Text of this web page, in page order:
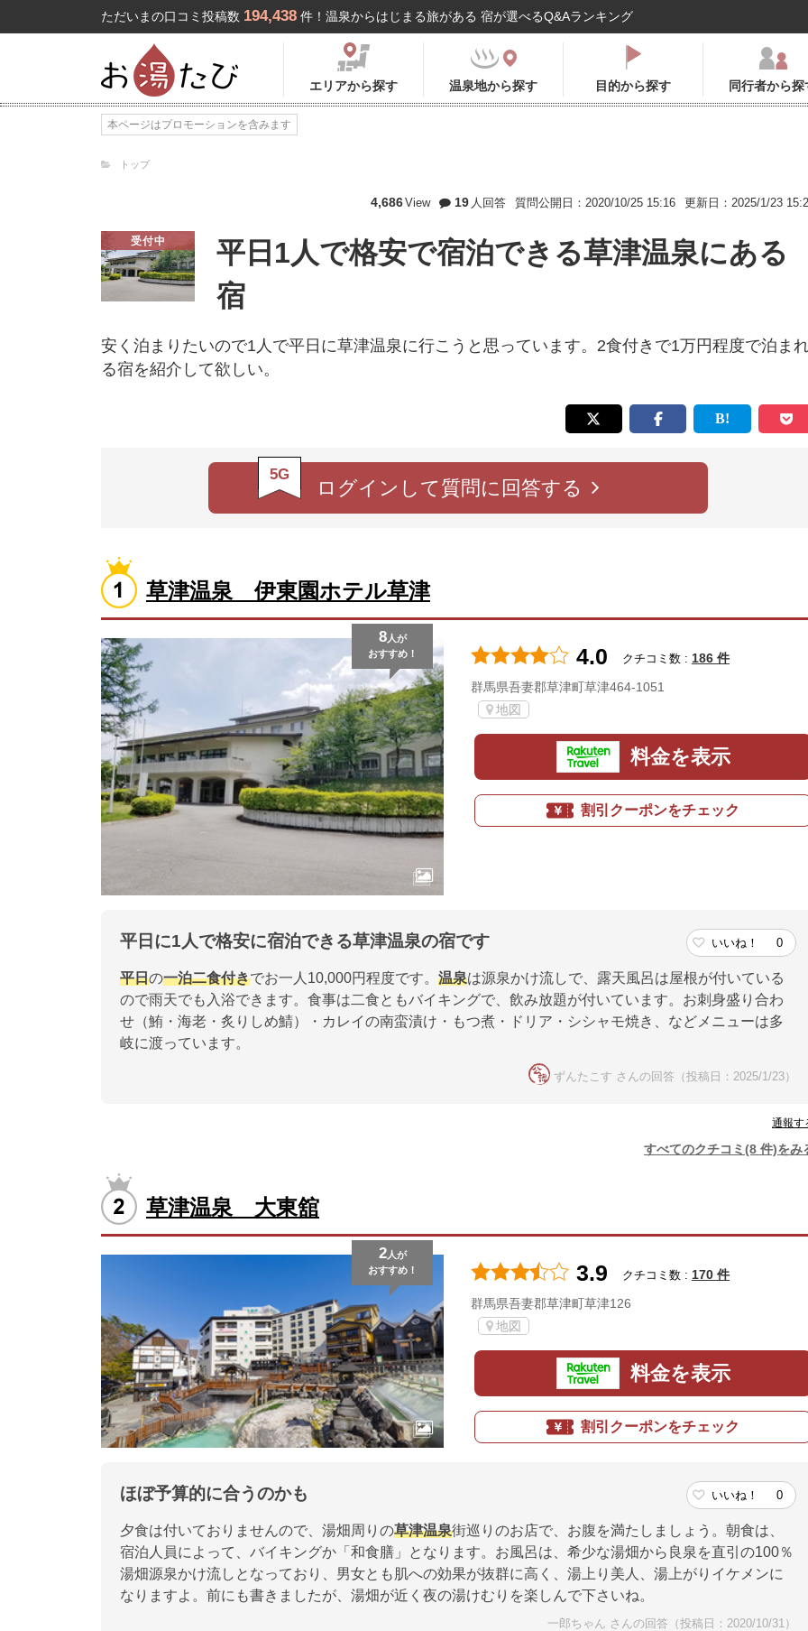
ただいまの口コミ投稿数 194,438 件！温泉からはじまる旅がある 宿が選べるQ&Aランキング
エリアから探す 温泉地から探す 目的から探す 同行者から探
本ページはプロモーションを含みます
トップ
4,686View 19 人回答 質問公開日：2020/10/25 15:16 更新日：2025/1/23
受付中
平日1人で格安で宿泊できる草津温泉にある
宿
安く泊まりたいので1人で平日に草津温泉に行こうと思っています。2食付きで1万円程度で泊ま
る宿を紹介して欲しい。
5G
ログインして質問に回答する
草津温泉 伊東園ホテル草津
8人が
おすすめ！
4.0 クチコミ数 : 186 件
群馬県吾妻郡草津町草津464-1051
地図
料金を表示
割引クーポンをチェック
平日に1人で格安に宿泊できる草津温泉の宿です いいね！ 0
平日の一泊二食付きでお一人10,000円程度です。 温泉は源泉かけ流しで、露天風呂は屋根が付いている
ので雨天でも入浴できます。食事は二食ともバイキングで、飲み放題が付いています。お刺身盛り合わ
せ（鮪・海老・炙りしめ鯖）・カレイの南蛮漬け・もつ煮・ドリア・シシャモ焼き、などメニューは多
岐に渡っています。
ずんたこす さんの回答（投稿日：2025/1/23）
通報す
すべてのクチコミ(8 件)をみ
草津温泉 大東舘
2人が
おすすめ！
3.9 クチコミ数 : 170 件
群馬県吾妻郡草津町草津126
地図
料金を表示
割引クーポンをチェック
ほぼ予算的に合うのかも いいね！ 0
夕食は付いておりませんので、湯畑周りの草津温泉街巡りのお店で、お腹を満たしましょう。朝食は、
宿泊人員によって、バイキングか「和食膳」となります。お風呂は、希少な湯畑から良泉を直引の100％
湯畑源泉かけ流しとなっており、男女とも肌への効果が抜群に高く、湯上り美人、湯上がりイケメンに
なりますよ。前にも書きましたが、湯畑が近く夜の湯けむりを楽しんで下さいね。
一郎ちゃん さんの回答（投稿日：2020/10/31）